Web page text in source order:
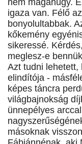
nem magánügy.
igaza van. Félő
bonyolultabbak.
kőkemény
sikeressé.
meglesz-e
Azt tudni lehetett,
elindítója -
képes táncra
világbajnokság
ünnepélyes
másoknak